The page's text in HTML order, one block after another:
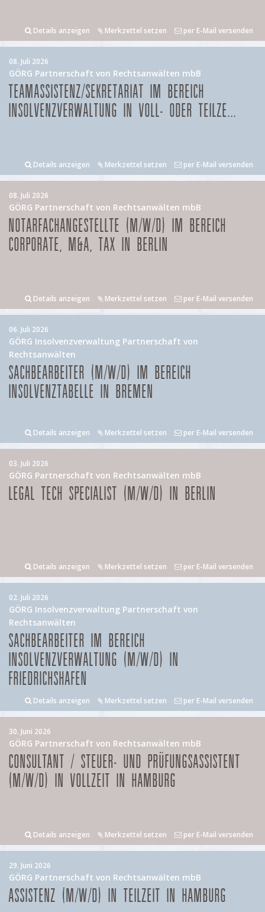
Details anzeigen Merkzettel setzen per E-Mail versenden
08. Juli 2026
GÖRG Partnerschaft von Rechtsanwälten mbB
TEAMASSISTENZ/SEKRETARIAT IM BEREICH
INSOLVENZVERWALTUNG IN VOLL- ODER TEILZE...
Details anzeigen Merkzettel setzen per E-Mail versenden
08. Juli 2026
GÖRG Partnerschaft von Rechtsanwälten mbB
NOTARFACHANGESTELLTE (M/W/D) IM BEREICH
CORPORATE, M&A, TAX IN BERLIN
Details anzeigen Merkzettel setzen per E-Mail versenden
06. Juli 2026
GÖRG Insolvenzverwaltung Partnerschaft von
Rechtsanwälten
SACHBEARBEITER (M/W/D) IM BEREICH
INSOLVENZTABELLE IN BREMEN
Details anzeigen Merkzettel setzen per E-Mail versenden
03. Juli 2026
GÖRG Partnerschaft von Rechtsanwälten mbB
LEGAL TECH SPECIALIST (M/W/D) IN BERLIN
Details anzeigen Merkzettel setzen per E-Mail versenden
02. Juli 2026
GÖRG Insolvenzverwaltung Partnerschaft von
Rechtsanwälten
SACHBEARBEITER IM BEREICH
INSOLVENZVERWALTUNG (M/W/D) IN
FRIEDRICHSHAFEN
Details anzeigen Merkzettel setzen per E-Mail versenden
30. Juni 2026
GÖRG Partnerschaft von Rechtsanwälten mbB
CONSULTANT / STEUER- UND PRÜFUNGSASSISTENT
(M/W/D) IN VOLLZEIT IN HAMBURG
Details anzeigen Merkzettel setzen per E-Mail versenden
29. Juni 2026
GÖRG Partnerschaft von Rechtsanwälten mbB
ASSISTENZ (M/W/D) IN TEILZEIT IN HAMBURG